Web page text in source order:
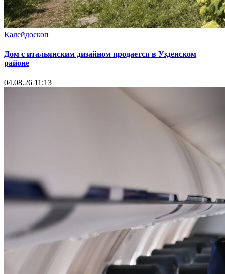
Калейдоскоп
Дом с итальянским дизайном продается в Узденском
районе
04.08.26 11:13